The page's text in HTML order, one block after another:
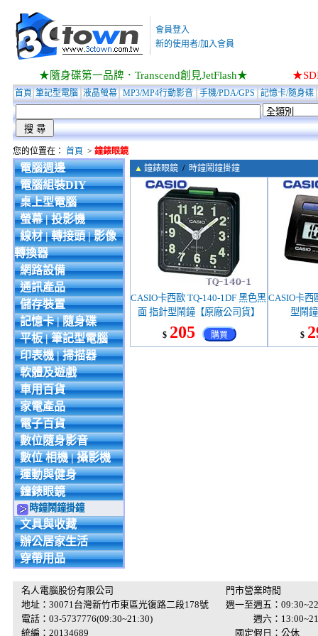
會員登入
新的使用者/加入會員
★隨身碟第一品牌．Transcend創見JetFlash★
首頁 筆記型電腦 液晶螢幕 MP3/MP4行動影音 手機/PDA/GPS 記憶卡/隨身碟
您的位置在： 首頁 > 鐘錶眼鏡
電腦週邊
電腦組裝DIY
桌上型電腦
螢幕 | 投影機
線材 | 轉接頭 | 影像
轉換器
網路設備
通訊產品
儲存裝置
記憶卡 | 隨身碟
平板 | 筆記型電腦
印表機 | 掃描器
軟體及遊戲
車用百貨
家電產品
電子百貨
數位隨身影音
數位 相機 | 攝影機
運動與健身
鐘錶眼鏡
時鐘鬧鐘掛鐘
文具與收藏
辦公居家生活
穿帶用品
▲ 鐘錶眼鏡 / 時鐘鬧鐘掛鐘
CASIO卡西歐 TQ-140-1DF 黑色黑
面 指針型鬧鐘【原廠公司貨】
$ 205 購買
CASIO卡西
型鬧
$
名人電腦股份有限公司
地址：30071台灣新竹市東區光復路二段178號
電話：03-5737776(09:30~21:30)
統編：20134689
門市營業時間
週一至週五：
週六：
國定假日：公休